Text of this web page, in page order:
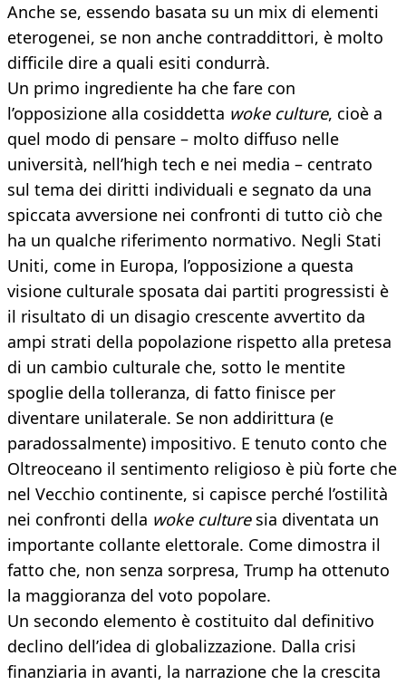
Anche se, essendo basata su un mix di elementi
eterogenei, se non anche contraddittori, è molto
difficile dire a quali esiti condurrà.
Un primo ingrediente ha che fare con
l’opposizione alla cosiddetta woke culture, cioè a
quel modo di pensare – molto diffuso nelle
università, nell’high tech e nei media – centrato
sul tema dei diritti individuali e segnato da una
spiccata avversione nei confronti di tutto ciò che
ha un qualche riferimento normativo. Negli Stati
Uniti, come in Europa, l’opposizione a questa
visione culturale sposata dai partiti progressisti è
il risultato di un disagio crescente avvertito da
ampi strati della popolazione rispetto alla pretesa
di un cambio culturale che, sotto le mentite
spoglie della tolleranza, di fatto finisce per
diventare unilaterale. Se non addirittura (e
paradossalmente) impositivo. E tenuto conto che
Oltreoceano il sentimento religioso è più forte che
nel Vecchio continente, si capisce perché l’ostilità
nei confronti della woke culture sia diventata un
importante collante elettorale. Come dimostra il
fatto che, non senza sorpresa, Trump ha ottenuto
la maggioranza del voto popolare.
Un secondo elemento è costituito dal definitivo
declino dell’idea di globalizzazione. Dalla crisi
finanziaria in avanti, la narrazione che la crescita